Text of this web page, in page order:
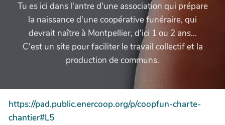
Tu es ici dans l'antre d'une association qui prépare
la naissance d'une coopérative funéraire, qui
devrait naître à Montpellier, d'ici 1 ou 2 ans...
C'est un site pour faciliter le travail collectif et la
production de communs.
https://pad.public.enercoop.org/p/coopfun-charte-
chantier#L5